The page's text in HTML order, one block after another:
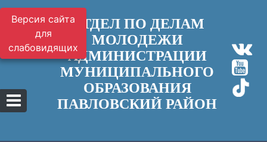
Версия сайта
для
слабовидящих
ОТДЕЛ ПО ДЕЛАМ
МОЛОДЕЖИ
АДМИНИСТРАЦИИ
МУНИЦИПАЛЬНОГО
ОБРАЗОВАНИЯ
ПАВЛОВСКИЙ РАЙОН